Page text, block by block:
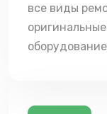
все виды